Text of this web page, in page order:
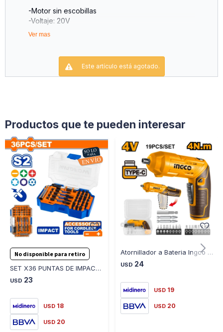
-Motor sin escobillas
-Voltaje: 20V
-Velocidad sin carga: 18500 rpm
-La batería y el cargador se venden por separado
Ver mas
Este artículo está agotado.
Productos que te pueden interesar
No disponible para retiro
SET X36 PUNTAS DE IMPACTO WADFOW WBS4B36
USD 23
USD 18
USD 20
Atornillador a Bateria Ingco CSDLI0442 4V 4NM
USD 24
USD 19
USD 20